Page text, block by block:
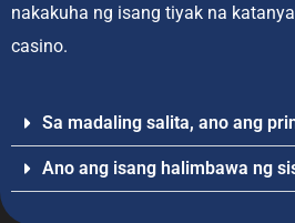
nakakuha ng isang tiyak na
casino.
Sa madaling salita, ano ang
Ano ang isang halimbawa ng